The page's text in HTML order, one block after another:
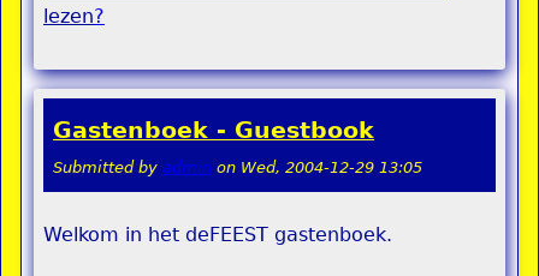
lezen?
Gastenboek - Guestbook
Submitted by admin on Wed, 2004-12-29 13:05
Welkom in het deFEEST gastenboek.